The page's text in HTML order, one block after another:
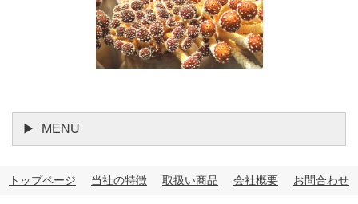
MENU
トップページ 当社の特徴 取扱い商品 会社概要 お問合わせ